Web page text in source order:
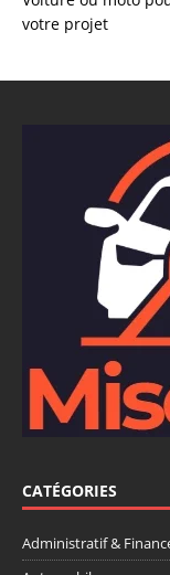
votre projet
CATÉGORIES
Administratif &